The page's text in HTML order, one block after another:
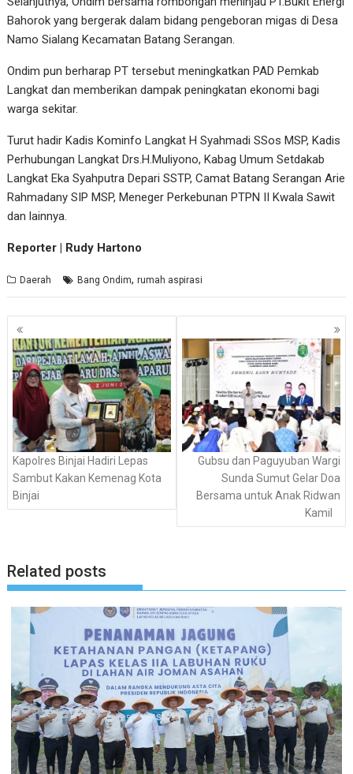
Bahorok yang bergerak dalam bidang pengeboran migas di Desa
Namo Sialang Kecamatan Batang Serangan.
Ondim pun berharap PT tersebut meningkatkan PAD Pemkab
Langkat dan memberikan dampak peningkatan ekonomi bagi
warga sekitar.
Turut hadir Kadis Kominfo Langkat H Syahmadi SSos MSP, Kadis
Perhubungan Langkat Drs.H.Muliyono, Kabag Umum Setdakab
Langkat Eka Syahputra Depari SSTP, Camat Batang Serangan Arie
Rahmadany SIP MSP, Meneger Perkebunan PTPN II Kwala Sawit
dan lainnya.
Reporter | Rudy Hartono
Daerah Bang Ondim,rumah aspirasi
Navigasi
pos
Kapolres Binjai Hadiri Lepas
Sambut Kakan Kemenag Kota
Binjai
Gubsu dan Paguyuban Wargi
Sunda Sumut Gelar Doa
Bersama untuk Anak Ridwan
Kamil
Related posts